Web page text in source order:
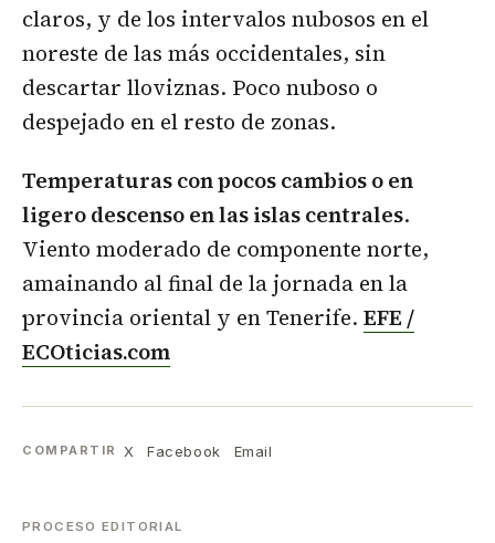
claros, y de los intervalos nubosos en el
noreste de las más occidentales, sin
descartar lloviznas. Poco nuboso o
despejado en el resto de zonas.
Temperaturas con pocos cambios o en
ligero descenso en las islas centrales.
Viento moderado de componente norte,
amainando al final de la jornada en la
provincia oriental y en Tenerife. EFE /
ECOticias.com
COMPARTIR X Facebook Email
PROCESO EDITORIAL